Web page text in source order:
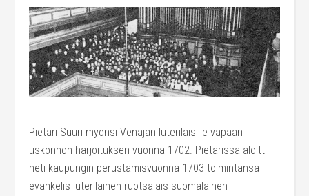
Pietari Suuri myönsi Venäjän luterilaisille vapaan
uskonnon harjoituksen vuonna 1702. Pietarissa aloitti
heti kaupungin perustamisvuonna 1703 toimintansa
evankelis-luterilainen ruotsalais-suomalainen